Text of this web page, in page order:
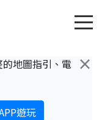
×
的地圖指引、電
遊玩